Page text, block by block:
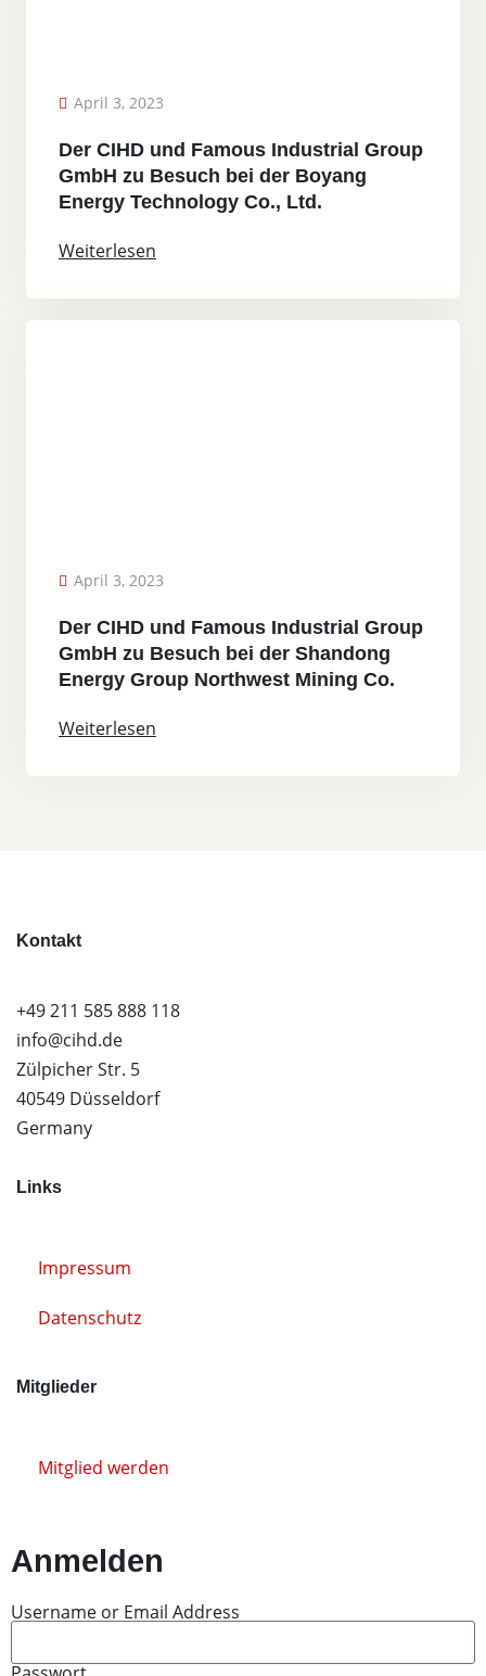
April 3, 2023
Der CIHD und Famous Industrial Group
GmbH zu Besuch bei der Boyang
Energy Technology Co., Ltd.
Weiterlesen
April 3, 2023
Der CIHD und Famous Industrial Group
GmbH zu Besuch bei der Shandong
Energy Group Northwest Mining Co.
Weiterlesen
Kontakt
+49 211 585 888 118
info@cihd.de
Zülpicher Str. 5
40549 Düsseldorf
Germany
Links
Impressum
Datenschutz
Mitglieder
Mitglied werden
Anmelden
Username or Email Address